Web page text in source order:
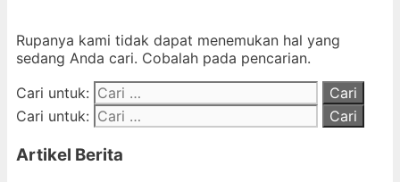
Rupanya kami tidak dapat menemukan hal yang
sedang Anda cari. Cobalah pada pencarian.
Cari untuk:
Cari untuk:
Artikel Berita